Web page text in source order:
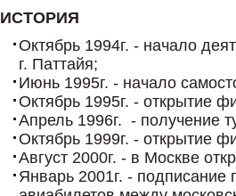
ИСТОРИЯ
Октябрь 1994г. - начало
г. Паттайя;
Июнь 1995г. - начало
Октябрь 1995г. - открытие
Апрель 1996г. - получение
Октябрь 1999г. - открытие
Август 2000г. - в Москве
Январь 2001г. - подписание